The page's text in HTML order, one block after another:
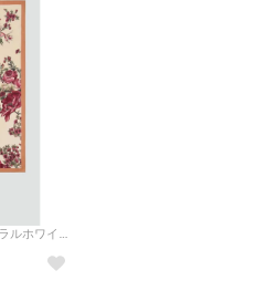
スカーフ-- SCARF MARLA （ナチュラルホワイト）